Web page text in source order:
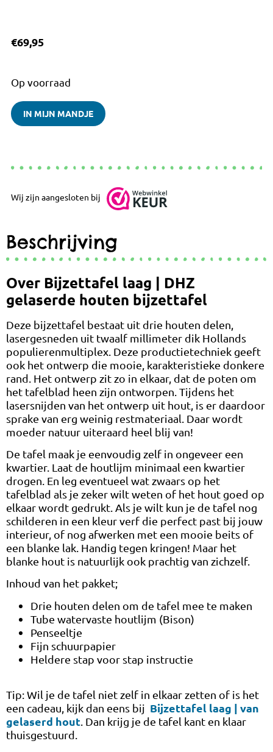
€69,95
Op voorraad
IN MIJN MANDJE
Wij zijn aangesloten bij
Beschrijving
Over Bijzettafel laag | DHZ
gelaserde houten bijzettafel
Deze bijzettafel bestaat uit drie houten delen,
lasergesneden uit twaalf millimeter dik Hollands
populierenmultiplex. Deze productietechniek geeft
ook het ontwerp die mooie, karakteristieke donkere
rand. Het ontwerp zit zo in elkaar, dat de poten om
het tafelblad heen zijn ontworpen. Tijdens het
lasersnijden van het ontwerp uit hout, is er daardoor
sprake van erg weinig restmateriaal. Daar wordt
moeder natuur uiteraard heel blij van!
De tafel maak je eenvoudig zelf in ongeveer een
kwartier. Laat de houtlijm minimaal een kwartier
drogen. En leg eventueel wat zwaars op het
tafelblad als je zeker wilt weten of het hout goed op
elkaar wordt gedrukt. Als je wilt kun je de tafel nog
schilderen in een kleur verf die perfect past bij jouw
interieur, of nog afwerken met een mooie beits of
een blanke lak. Handig tegen kringen! Maar het
blanke hout is natuurlijk ook prachtig van zichzelf.
Inhoud van het pakket;
Drie houten delen om de tafel mee te maken
Tube watervaste houtlijm (Bison)
Penseeltje
Fijn schuurpapier
Heldere stap voor stap instructie
Tip: Wil je de tafel niet zelf in elkaar zetten of is het
een cadeau, kijk dan eens bij Bijzettafel laag | van
gelaserd hout . Dan krijg je de tafel kant en klaar
thuisgestuurd.